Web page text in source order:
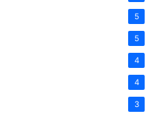
5
5
4
4
3